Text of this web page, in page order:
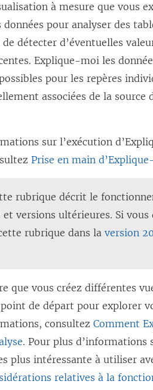
à mesure que vous
pour analyser des
détecter d’éventuelles
Explique-moi les
pour les repères
associées de la source
sur l’exécution
Prise en main
rubrique décrit le
et versions ultérieures. Si
rubrique dans laversion
que vous créez différentes
de départ pour explorer
consultezComment
. Pour plus d’informations
plus intéressante à utiliser
relatives à la